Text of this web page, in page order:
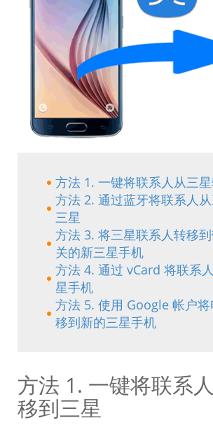
方法 1. 一键将联系人从三
方法 2. 通过蓝牙将联系人
三星
方法 3. 将三星联系人转移
关的新三星手机
方法 4. 通过 vCard 将联系
星手机
方法 5. 使用 Google 帐户
移到新的三星手机
方法 1. 一键将联系
移到三星